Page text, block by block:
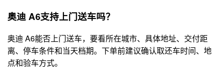
奥迪 A6支持上门送车吗？
奥迪 A6能否上门送车，要看所在城市、具体地址、交付距
离、停车条件和当天档期。下单前建议确认取还车时间、地
点和验车方式。